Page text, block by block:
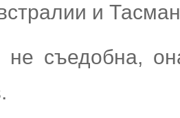
и
съедобна,